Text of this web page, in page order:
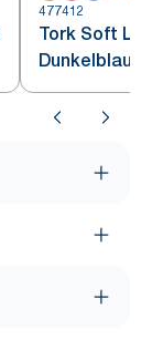
477412
Tork Soft
Dunkelblau